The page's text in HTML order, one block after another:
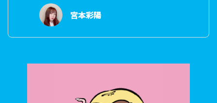
Rate plan
support
Usage flow
Questions
宮本彩陽